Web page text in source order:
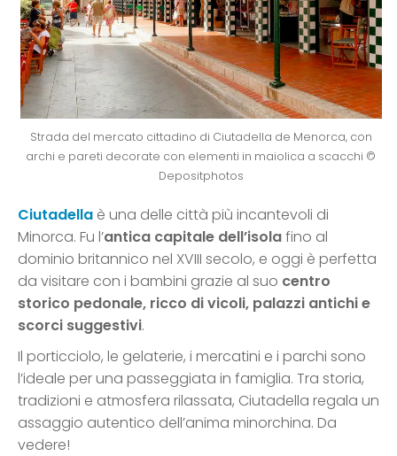
Strada del mercato cittadino di Ciutadella de Menorca, con
archi e pareti decorate con elementi in maiolica a scacchi ©
Depositphotos
Ciutadella è una delle città più incantevoli di
Minorca. Fu l’antica capitale dell’isolafino al
dominio britannico nel XVIII secolo, e oggi è perfetta
da visitare con i bambini grazie al suo centro
storico pedonale, ricco di vicoli, palazzi antichi e
scorci suggestivi.
Il porticciolo, le gelaterie, i mercatini e i parchi sono
l’ideale per una passeggiata in famiglia. Tra storia,
tradizioni e atmosfera rilassata, Ciutadella regala un
assaggio autentico dell’anima minorchina. Da
vedere!